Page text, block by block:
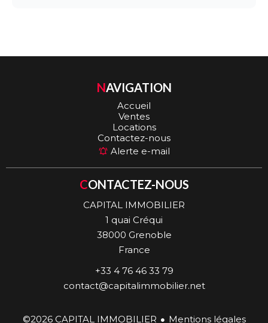
NAVIGATION
Accueil
Ventes
Locations
Contactez-nous
Alerte e-mail
CONTACTEZ-NOUS
CAPITAL IMMOBILIER
1 quai Créqui
38000 Grenoble
France
+33 4 76 46 33 79
contact@capitalimmobilier.net
©2026 CAPITAL IMMOBILIER Mentions légales